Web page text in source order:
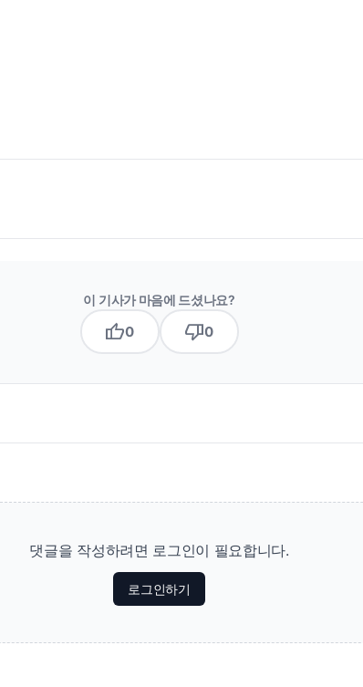
이 기사가 마음에 드셨나요?
thumb_up0 thumb_down0
댓글을 작성하려면 로그인이 필요합니다.
로그인하기